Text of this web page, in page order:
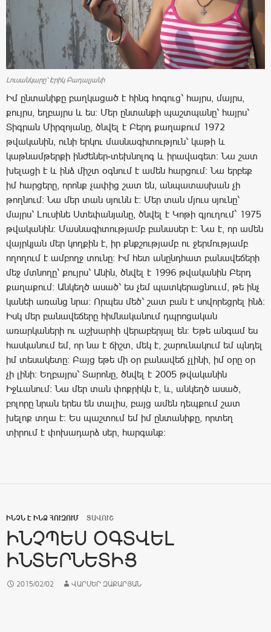
Լուսանկարը՝ Էրիկ Բադալյանի
Իմ ընտանիքը բաղկացած է հինգ հոգուց՝ հայրս, մայրս,
քույրս, եղբայրս և ես: Մեր ընտանքի պաշտպանը՝ հայրս՝
Տիգրան Միրզոյանը, ծնվել է Բերդ քաղաքում 1972
թվականին, ունի երկու մասնագիտություն՝ կաթի և
կաթնամթերքի ինժեներ-տեխնոլոգ և իրավագետ: Նա շատ
խելացի է և ինձ միշտ օգնում է ամեն հարցում: Նա երբեք
իմ հարցերը, որոնք չափից շատ են, անպատասխան չի
թողնում: Նա մեր տան սյունն է: Մեր տան մյուս սյունը՝
մայրս՝ Լուսինե Ստեփանյանը, ծնվել է Կոթի գյուղում` 1975
թվականին: Մասնագիտությամբ բանասեր է: Նա է, որ ամեն
վայրկյան մեր կողքին է, իր քնքշությամբ ու ջերմությամբ
ողողում է ամբողջ տունը: Իմ հետ անընդհատ բանավեճերի
մեջ մտնողը՝ քույրս՝ Անին, ծնվել է 1996 թվականին Բերդ
քաղաքում: Անկեղծ ասած՝ ես չեմ պատկերացնոււմ, թե ինչ
կանեի առանց նրա: Որպես մեծ՝ շատ բան է սովորեցրել ինձ:
Իսկ մեր բանավեճերը հիմնականում դպրոցական
առարկաների ու աշխարհի վերաբերյալ են: Եթե անգամ ես
հասկանում եմ, որ նա է ճիշտ, մեկ է, շարունակում եմ պնդել
իմ տեսակետը: Բայց եթե մի օր բանավեճ չլինի, իմ օրը օր
չի լինի: Եղբայրս՝ Տարոնը, ծնվել է 2005 թվականին
Իջևանում: Նա մեր տան փոքրիկն է, և, անկեղծ ասած,
բոլորը նրան երես են տալիս, բայց ամեն դեպքում շատ
խելոք տղա է: Ես պաշտում եմ իմ ընտանիքը, որտեղ
տիրում է փոխադարձ սեր, հարգանք:
ԻՆՉՆ Է ԻՆՁ ՀՈՒԶՈՒՄ ՏԱՎՈՒՇ
ԻՆՉՊԵՍ ՕԳՏՎԵԼ
ԻՆՏԵՐՆԵՏԻՑ
2015/02/02 ՎԱՐՍԵՐ ԶԱՔԱՐՅԱՆ